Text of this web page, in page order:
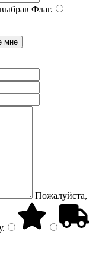
Флаг.
Пожалуйста,
.